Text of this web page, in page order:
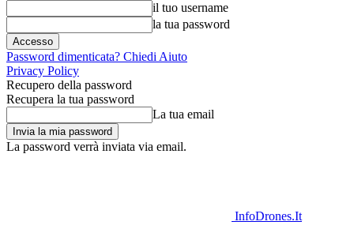
il tuo username
la tua password
Password dimenticata? Chiedi Aiuto
Privacy Policy
Recupero della password
Recupera la tua password
La tua email
La password verrà inviata via email.
InfoDrones.It